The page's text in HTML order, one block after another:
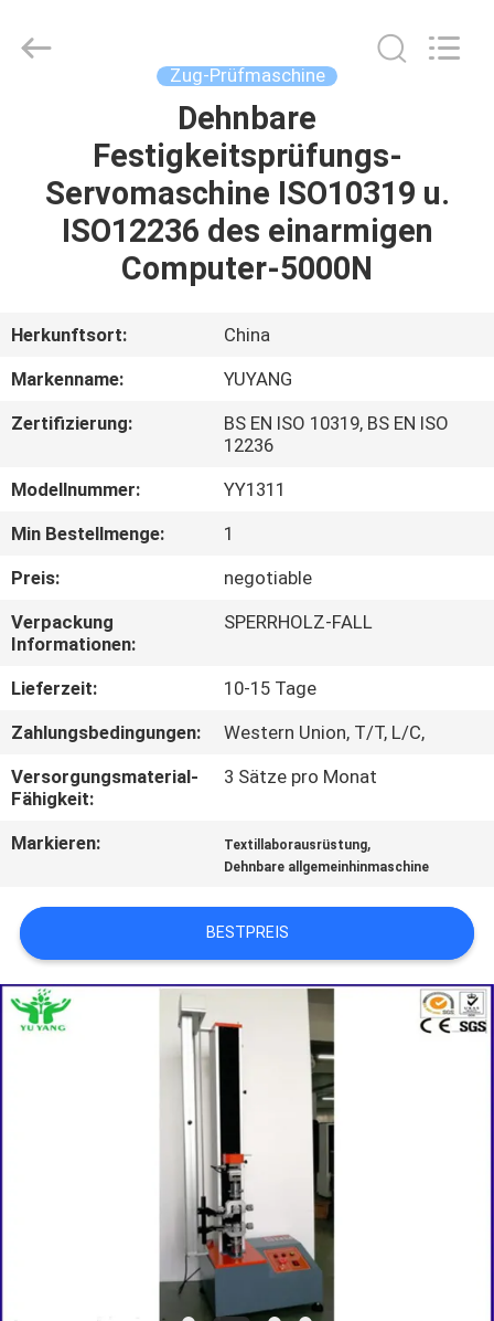
PRODUKTE
ÜBER
FABRIK-
TRETEN
SIE
MIT
UNS
IN
VERBINDUNG
NACHRICHTEN
FORDERN
SIE EIN
ZITAT
DATENSCHUTZRICHTLINIE
LTD.
Zug-Prüfmaschine
Dehnbare
Festigkeitsprüfungs-
Servomaschine ISO10319 u.
ISO12236 des einarmigen
Computer-5000N
Herkunftsort:
China
Markenname:
YUYANG
Zertifizierung:
BS EN ISO 10319, BS EN ISO
12236
Modellnummer:
YY1311
Min Bestellmenge:
1
Preis:
negotiable
Verpackung
Informationen:
SPERRHOLZ-FALL
Lieferzeit:
10-15 Tage
Zahlungsbedingungen:
Western Union, T/T, L/C,
Versorgungsmaterial-
Fähigkeit:
3 Sätze pro Monat
Markieren: Textillaborausrüstung,
Dehnbare allgemeinhinmaschine
BESTPREIS